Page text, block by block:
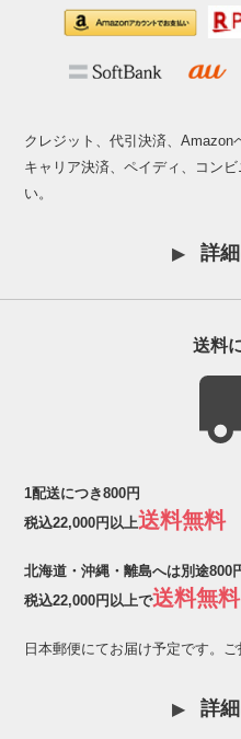
クレジット、代引決済、Amazon
キャリア決済、ペイディ、コン
い。
詳
送料
1配送につき800円
税込22,000円以上送料無料
北海道・沖縄・離島へは別途800
税込22,000円以上で送料無料
日本郵便にてお届け予定です。ご
詳